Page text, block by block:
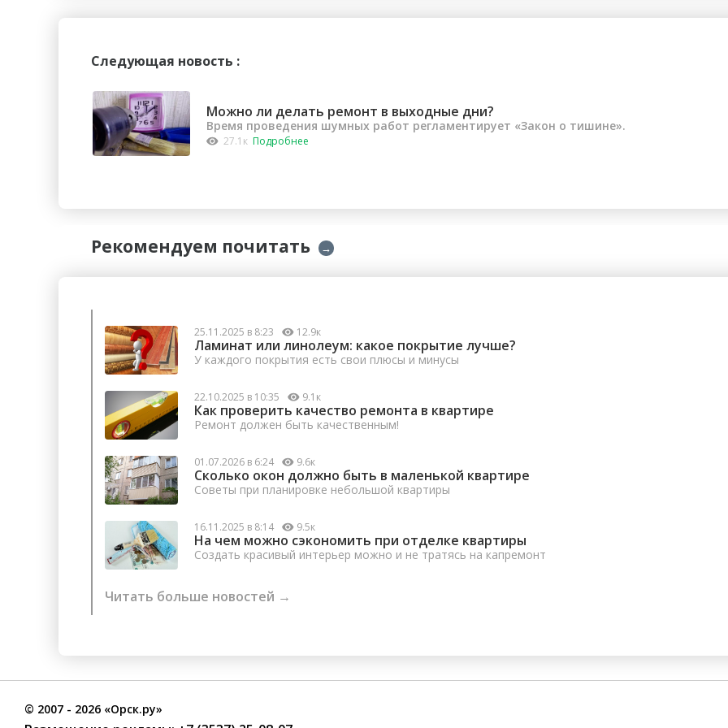
Следующая новость :
Можно ли делать ремонт в выходные дни?
Время проведения шумных работ регламентирует «Закон о тишине».
27.1к Подробнее
Рекомендуем почитать →
25.11.2025 в 8:23 12.9к
Ламинат или линолеум: какое покрытие лучше?
У каждого покрытия есть свои плюсы и минусы
22.10.2025 в 10:35 9.1к
Как проверить качество ремонта в квартире
Ремонт должен быть качественным!
01.07.2026 в 6:24 9.6к
Сколько окон должно быть в маленькой квартире
Советы при планировке небольшой квартиры
16.11.2025 в 8:14 9.5к
На чем можно сэкономить при отделке квартиры
Создать красивый интерьер можно и не тратясь на капремонт
Читать больше новостей →
© 2007 - 2026 «Орск.ру»